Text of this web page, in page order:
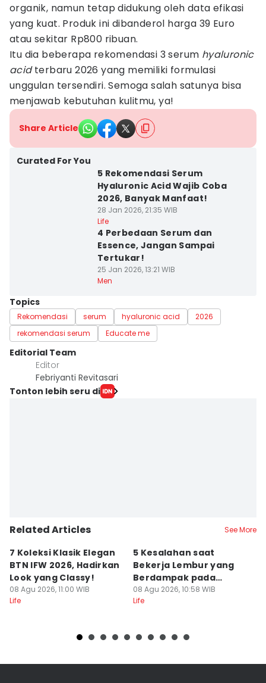
organik, namun tetap didukung oleh data efikasi
yang kuat. Produk ini dibanderol harga 39 Euro
atau sekitar Rp800 ribuan.
Itu dia beberapa rekomendasi 3 serum hyaluronic
acidterbaru 2026 yang memiliki formulasi
unggulan tersendiri. Semoga salah satunya bisa
menjawab kebutuhan kulitmu, ya!
Share Article
Curated For You
5 Rekomendasi Serum
Hyaluronic Acid Wajib Coba
2026, Banyak Manfaat!
28 Jan 2026, 21:35 WIB
Life
4 Perbedaan Serum dan
Essence, Jangan Sampai
Tertukar!
25 Jan 2026, 13:21 WIB
Men
Topics
Rekomendasi serum hyaluronic acid
2026
rekomendasi serum
Educate me
Editorial Team
Editor
Febriyanti Revitasari
Tonton lebih seru di
Related Articles See More
7 Koleksi Klasik Elegan
BTN IFW 2026, Hadirkan
Look yang Classy!
08 Agu 2026, 11:00 WIB
Life
5 Kesalahan saat
Bekerja Lembur yang
Berdampak pada
Produktivitas
08 Agu 2026, 10:58 WIB
Life